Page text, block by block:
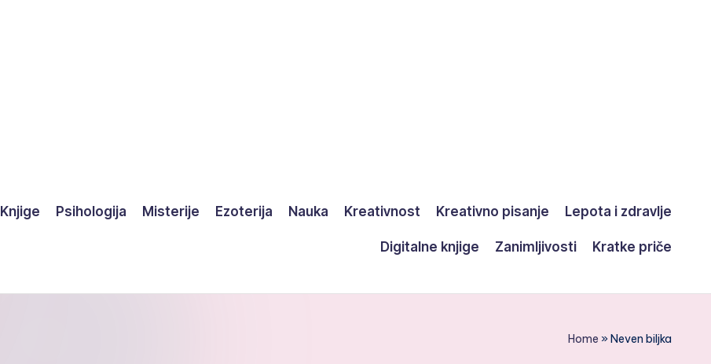
Knjige Psihologija Misterije Ezoterija Nauka Kreativnost Kreativno pisanje Lepota i zdravlje
Digitalne knjige Zanimljivosti Kratke priče
Home »Neven biljka